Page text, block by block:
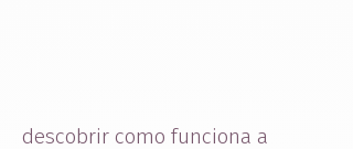
descobrir como funciona a